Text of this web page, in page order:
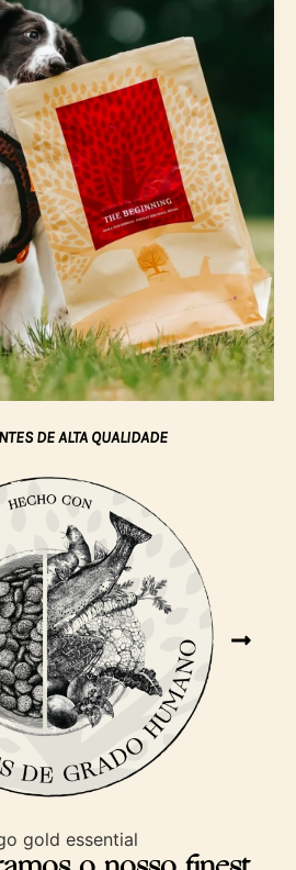
DE ALTA QUALIDADE